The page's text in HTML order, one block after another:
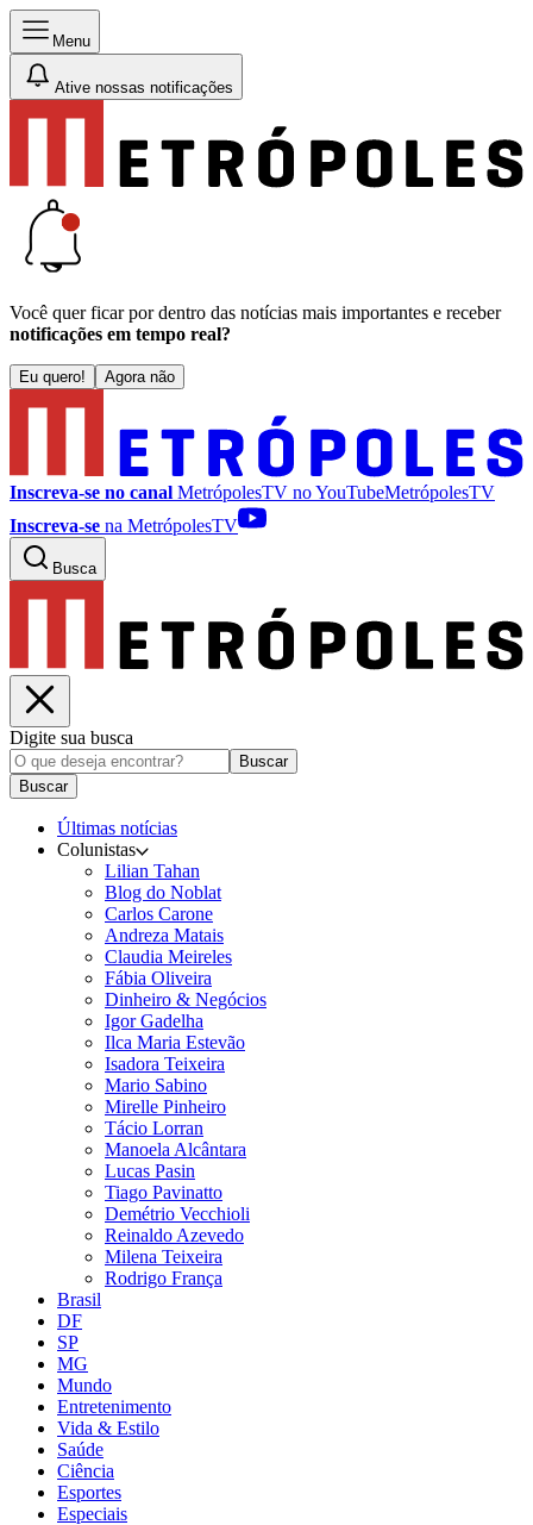
Menu
Ative nossas notificações
Você quer ficar por dentro das notícias mais importantes e receber
notificações em tempo real?
Eu quero! Agora não
Inscreva-se no canal MetrópolesTV noYouTubeMetrópolesTV
Inscreva-se na MetrópolesTV
Busca
Digite sua busca
Buscar
Buscar
Últimas notícias
Colunistas
Lilian Tahan
Blog do Noblat
Carlos Carone
Andreza Matais
Claudia Meireles
Fábia Oliveira
Dinheiro & Negócios
Igor Gadelha
Ilca Maria Estevão
Isadora Teixeira
Mario Sabino
Mirelle Pinheiro
Tácio Lorran
Manoela Alcântara
Lucas Pasin
Tiago Pavinatto
Demétrio Vecchioli
Reinaldo Azevedo
Milena Teixeira
Rodrigo França
Brasil
DF
SP
MG
Mundo
Entretenimento
Vida & Estilo
Saúde
Ciência
Esportes
Especiais